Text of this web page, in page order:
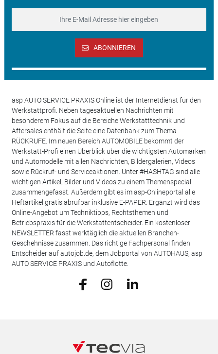
ABONNIEREN
asp AUTO SERVICE PRAXIS Online ist der Internetdienst für den
Werkstattprofi. Neben tagesaktuellen Nachrichten mit
besonderem Fokus auf die Bereiche Werkstatttechnik und
Aftersales enthält die Seite eine Datenbank zum Thema
RÜCKRUFE. Im neuen Bereich AUTOMOBILE bekommt der
Werkstatt-Profi einen Überblick über die wichtigsten Automarken
und Automodelle mit allen Nachrichten, Bildergalerien, Videos
sowie Rückruf- und Serviceaktionen. Unter #HASHTAG sind alle
wichtigen Artikel, Bilder und Videos zu einem Themenspecial
zusammengefasst. Außerdem gibt es im asp-Onlineportal alle
Heftartikel gratis abrufbar inklusive E-PAPER. Ergänzt wird das
Online-Angebot um Techniktipps, Rechtsthemen und
Betriebspraxis für die Werkstattentscheider. Ein kostenloser
NEWSLETTER fasst werktäglich die aktuellen Branchen-
Geschehnisse zusammen. Das richtige Fachpersonal finden
Entscheider auf autojob.de, dem Jobportal von AUTOHAUS, asp
AUTO SERVICE PRAXIS und Autoflotte.